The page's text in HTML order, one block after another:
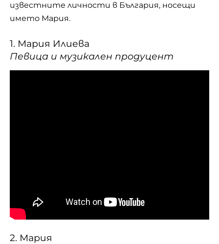
известните личности в България, носещи
името Мария.
1. Мария Илиева
Певица и музикален продуцент
2. Мария